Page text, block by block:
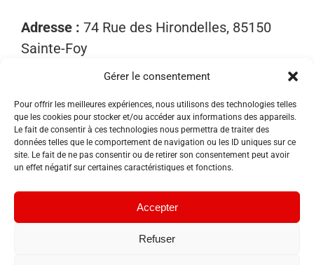
Gérer le consentement
Pour offrir les meilleures expériences, nous utilisons des technologies telles
que les cookies pour stocker et/ou accéder aux informations des appareils.
Le fait de consentir à ces technologies nous permettra de traiter des
données telles que le comportement de navigation ou les ID uniques sur ce
site. Le fait de ne pas consentir ou de retirer son consentement peut avoir
un effet négatif sur certaines caractéristiques et fonctions.
Accepter
Refuser
Adresse : 74 Rue des Hirondelles, 85150
Sainte-Foy
Email : contact@sosnuisibles85.fr
SIRET :89455533300018